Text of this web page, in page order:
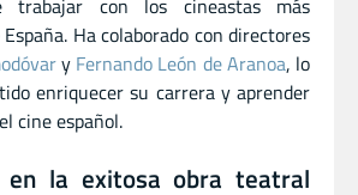
Ha colaborado con directores
y Fernando León de Aranoa, lo
enriquecer su carrera y aprender
cine español.
en la exitosa obra teatral